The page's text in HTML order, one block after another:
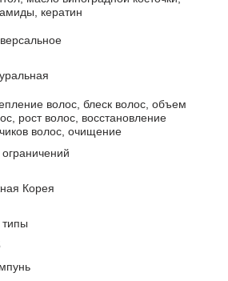
кератин
волос, блеск волос, объем
рост волос, восстановление
волос, очищение
ограничений
Корея
типы